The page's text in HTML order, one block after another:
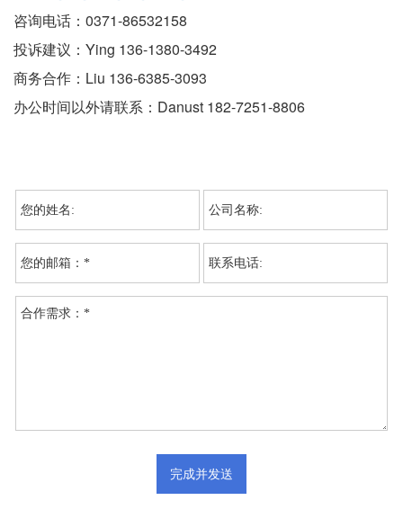
咨询电话：0371-86532158
投诉建议：Ying 136-1380-3492
商务合作：Liu 136-6385-3093
办公时间以外请联系：Danust 182-7251-8806